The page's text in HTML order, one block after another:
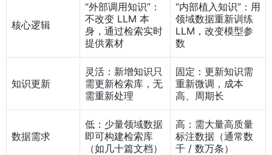
核心逻辑
“外部调用知识”：
不改变 LLM 本
身，通过检索实时
提供素材
“内部植入知识”：用
领域数据重新训练
LLM，改变模型参
数
知识更新
灵活：新增知识只
需更新检索库，无
需重新处理
固定：更新知识需
重新微调，成本
高、周期长
数据需求
低：少量领域数据
即可构建检索库
（如几十篇文档）
高：需大量高质量
标注数据（通常数
千 / 数万条）